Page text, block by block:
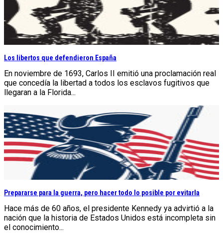
Los libertos que defendieron España
En noviembre de 1693, Carlos II emitió una proclamación real
que concedía la libertad a todos los esclavos fugitivos que
llegaran a la Florida...
Prepararse para la guerra, pero hacer todo lo posible por evitarla
Hace más de 60 años, el presidente Kennedy ya advirtió a la
nación que la historia de Estados Unidos está incompleta sin
el conocimiento...